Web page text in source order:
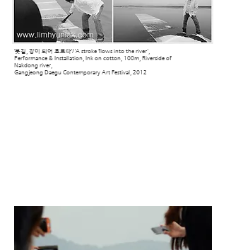
‘붓길, 강이 되어 흐르다’/'A stroke flows into the river',
Performance & Installation, Ink on cotton, 100m, Riverside of
Nakdong river,
Gangjeong Daegu Contemporary Art Festival, 2012